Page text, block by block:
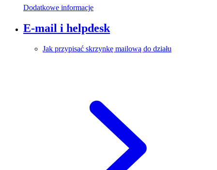
Dodatkowe informacje
E-mail i helpdesk
Jak przypisać skrzynkę mailową do działu